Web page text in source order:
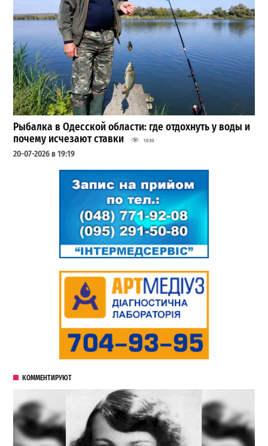
Рыбалка в Одесской области: где отдохнуть у воды и
почему исчезают ставки
1030
20-07-2026 в 19:19
КОММЕНТИРУЮТ